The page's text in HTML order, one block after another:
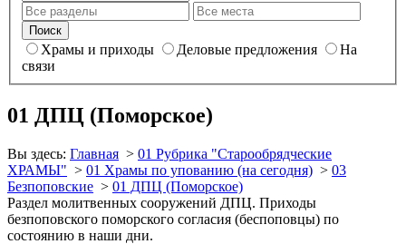
Храмы и приходы Деловые предложения
На
связи
01 ДПЦ (Поморское)
Вы здесь: Главная > 01 Рубрика "Старообрядческие
ХРАМЫ" > 01 Храмы по упованию (на сегодня) > 03
Безпоповские > 01 ДПЦ (Поморское)
Раздел молитвенных сооружений ДПЦ. Приходы
безпоповского поморского согласия (беспоповцы) по
состоянию в наши дни.